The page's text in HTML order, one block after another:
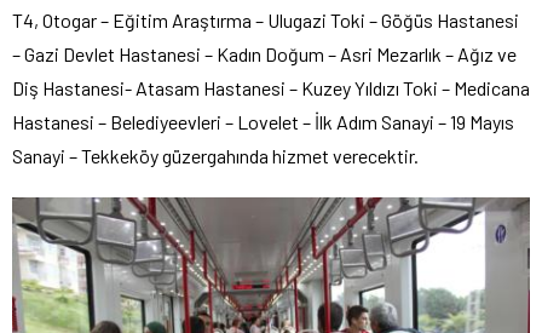
T4, Otogar – Eğitim Araştırma – Ulugazi Toki – Göğüs Hastanesi
– Gazi Devlet Hastanesi – Kadın Doğum – Asri Mezarlık – Ağız ve
Diş Hastanesi- Atasam Hastanesi – Kuzey Yıldızı Toki – Medicana
Hastanesi – Belediyeevleri – Lovelet – İlk Adım Sanayi – 19 Mayıs
Sanayi – Tekkeköy güzergahında hizmet verecektir.